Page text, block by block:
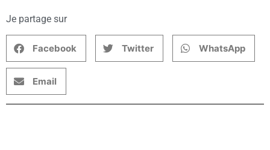
Je partage sur
Facebook Twitter WhatsApp
Email